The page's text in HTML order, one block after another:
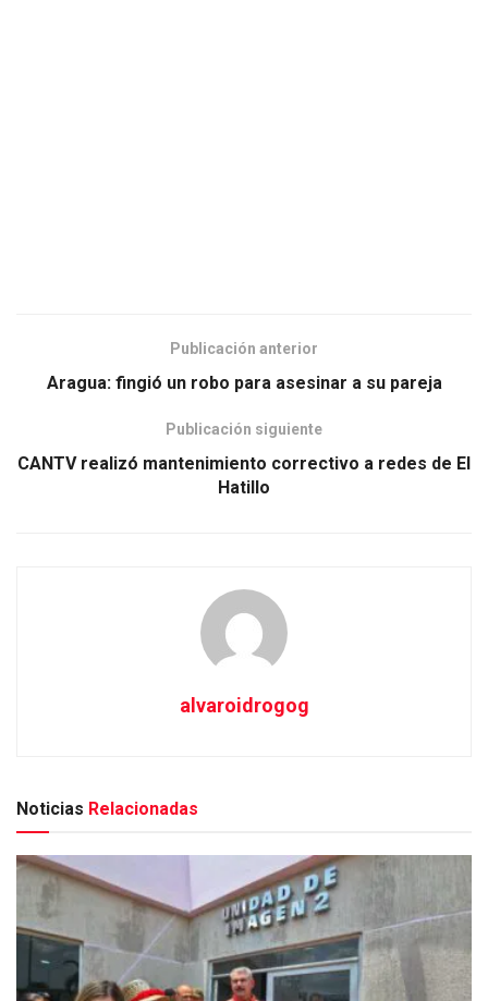
Publicación anterior
Aragua: fingió un robo para asesinar a su pareja
Publicación siguiente
CANTV realizó mantenimiento correctivo a redes de El
Hatillo
alvaroidrogog
Noticias Relacionadas